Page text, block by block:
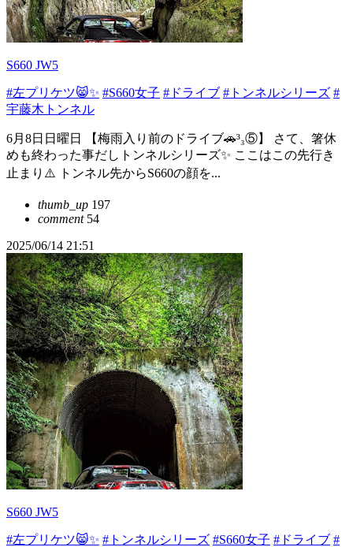
S660 JW5
#左プリケツ😸✨ #S660女子 #ドライブ #トンネルシリーズ #
宇藤木トンネル
6月8日日曜日 【梅雨入り前のドライブ🚗³₃⑤】 さて、箸休
めも終わった事だしトンネルシリーズ✨ ここはこの先行き
止まり⚠️ トンネル先からS660の顔を...
thumb_up 197
comment54
2025/06/14 21:51
S660 JW5
#左プリケツ😸✨ #トンネルシリーズ #S660女子 #ドライブ #